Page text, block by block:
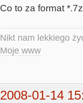
Co to za format
Nikt nam lekkiego
Moje www
2008-01-14